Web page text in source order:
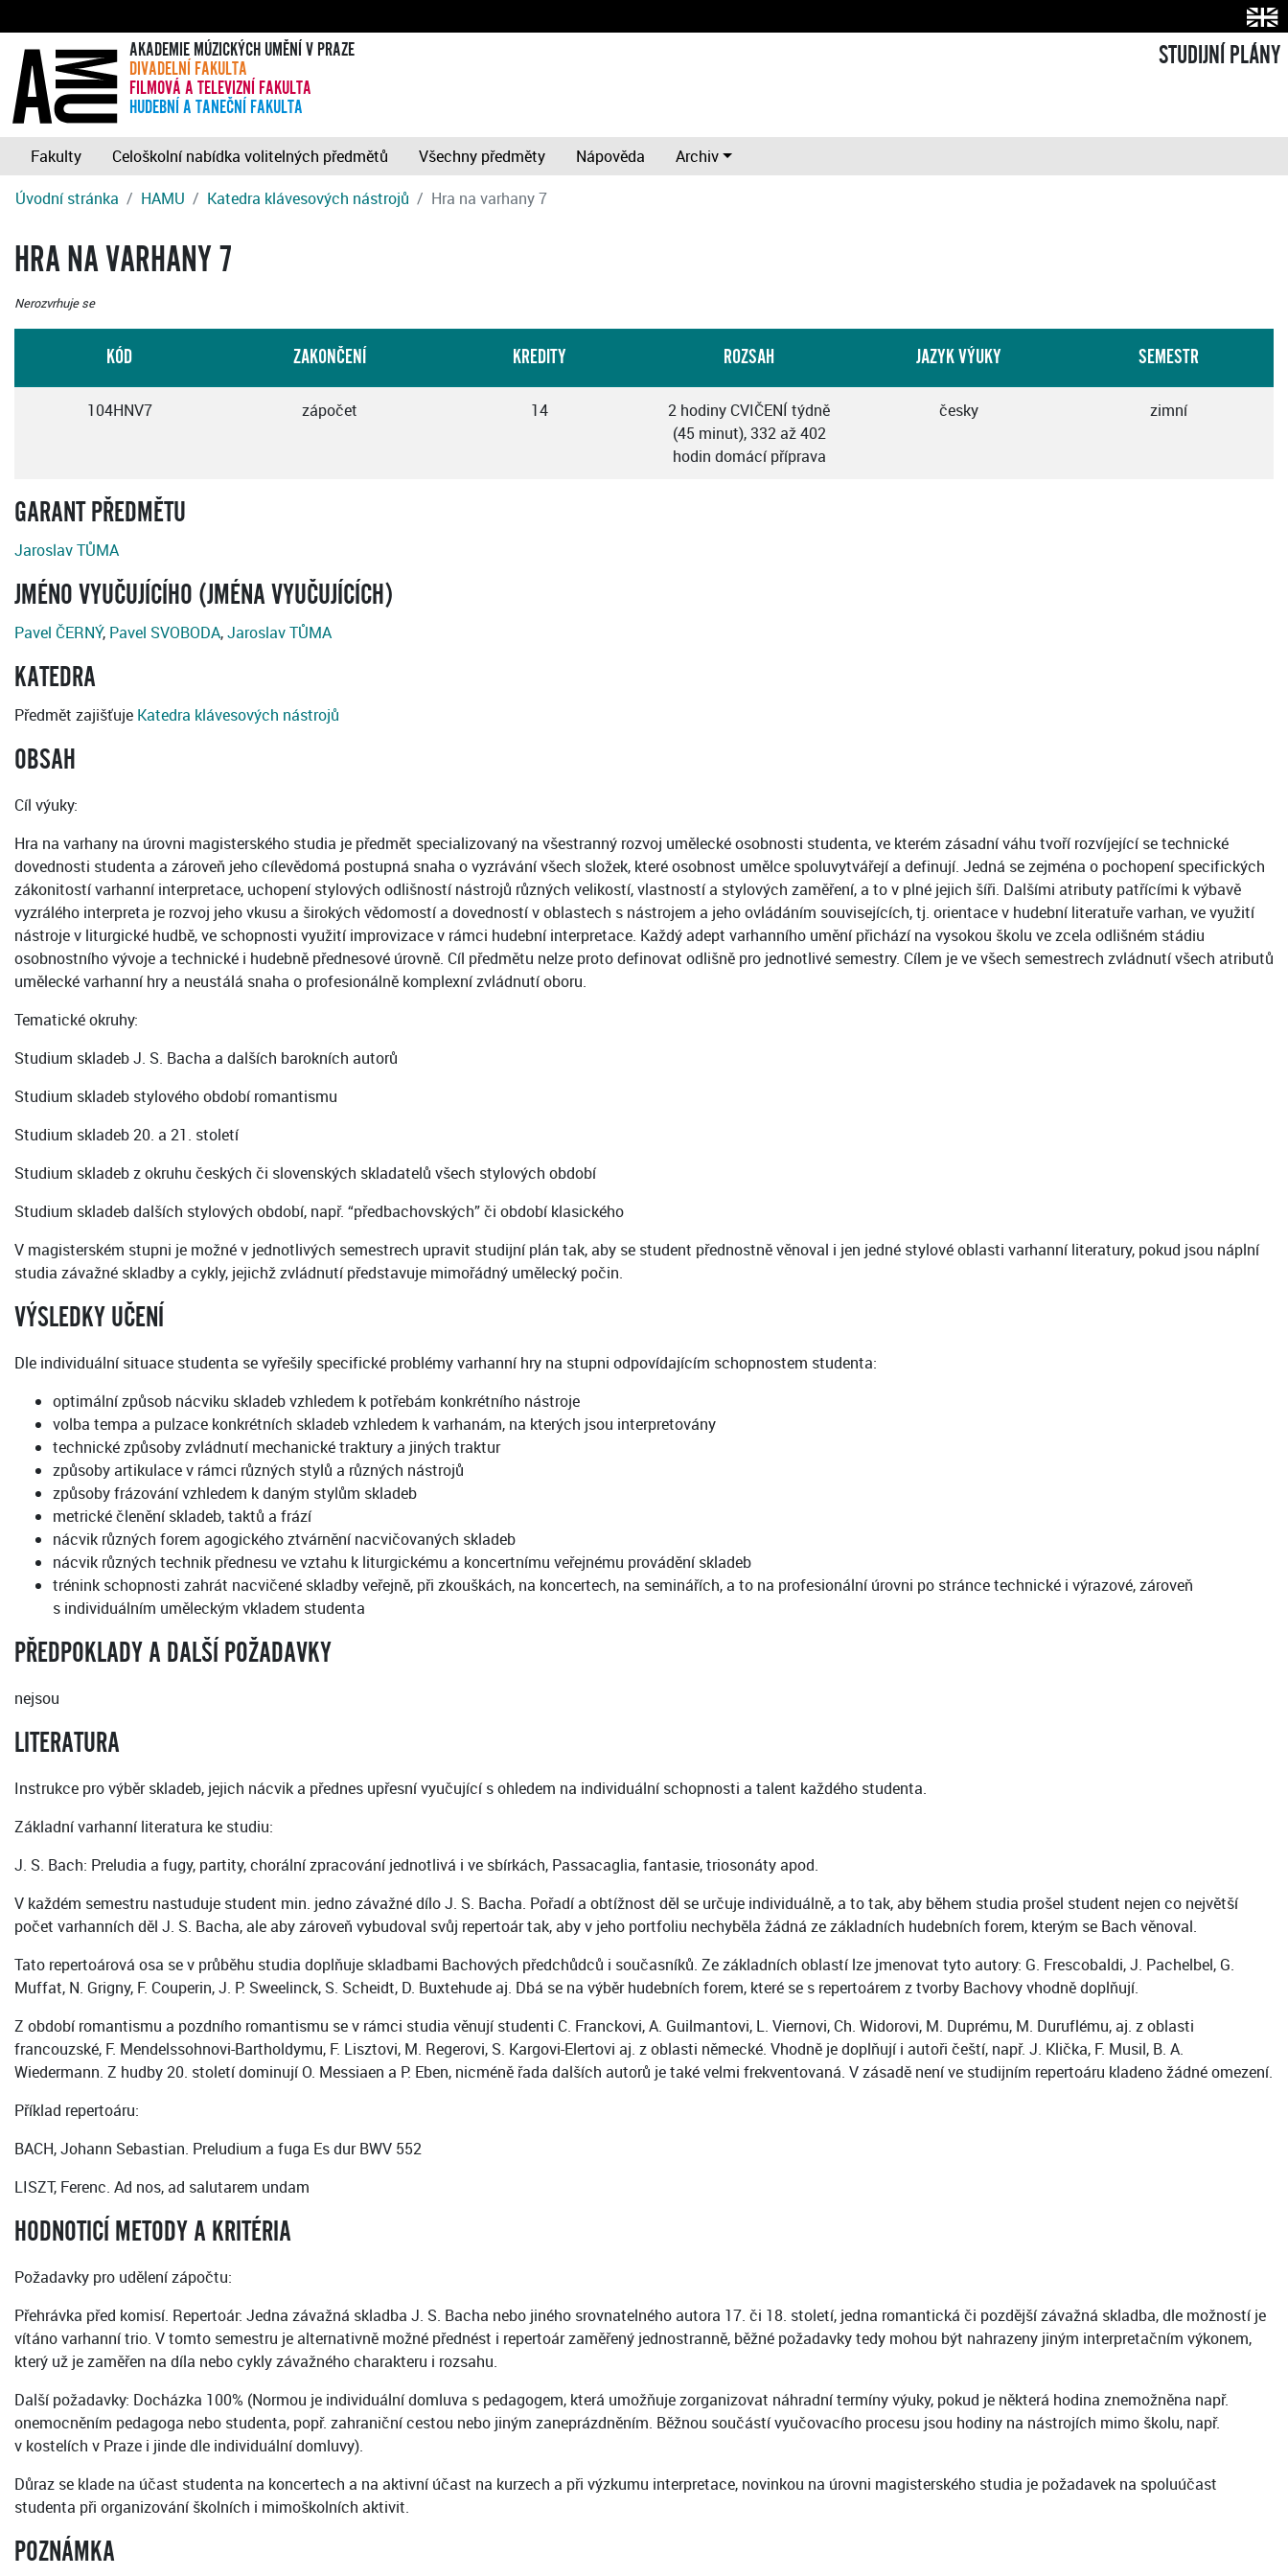
AKADEMIE MÚZICKÝCH UMĚNÍ V PRAZE
DIVADELNÍ FAKULTA
FILMOVÁ A TELEVIZNÍ FAKULTA
HUDEBNÍ A TANEČNÍ FAKULTA
STUDIJNÍ PLÁNY
Fakulty Celoškolní nabídka volitelných předmětů Všechny předměty Nápověda
Archiv
Úvodní stránka
HAMU Katedra klávesových nástrojů Hra na varhany 7
HRA NA VARHANY 7
Nerozvrhuje se
KÓD ZAKONČENÍ KREDITY ROZSAH JAZYK VÝUKY SEMESTR
104HNV7 zápočet 14
2 hodiny CVIČENÍ týdně
(45 minut), 332 až 402
hodin domácí příprava
česky zimní
GARANT PŘEDMĚTU
Jaroslav TŮMA
JMÉNO VYUČUJÍCÍHO (JMÉNA VYUČUJÍCÍCH)
Pavel ČERNÝ, Pavel SVOBODA,Jaroslav TŮMA
KATEDRA
Předmět zajišťuje Katedra klávesových nástrojů
OBSAH
Cíl výuky:
Hra na varhany na úrovni magisterského studia je předmět specializovaný na všestranný rozvoj umělecké osobnosti studenta, ve kterém zásadní váhu tvoří rozvíjející se technické
dovednosti studenta a zároveň jeho cílevědomá postupná snaha o vyzrávání všech složek, které osobnost umělce spoluvytvářejí a definují. Jedná se zejména o pochopení specifických
zákonitostí varhanní interpretace, uchopení stylových odlišností nástrojů různých velikostí, vlastností a stylových zaměření, a to v plné jejich šíři. Dalšími atributy patřícími k výbavě
vyzrálého interpreta je rozvoj jeho vkusu a širokých vědomostí a dovedností v oblastech s nástrojem a jeho ovládáním souvisejících, tj. orientace v hudební literatuře varhan, ve využití
nástroje v liturgické hudbě, ve schopnosti využití improvizace v rámci hudební interpretace. Každý adept varhanního umění přichází na vysokou školu ve zcela odlišném stádiu
osobnostního vývoje a technické i hudebně přednesové úrovně. Cíl předmětu nelze proto definovat odlišně pro jednotlivé semestry. Cílem je ve všech semestrech zvládnutí všech atributů
umělecké varhanní hry a neustálá snaha o profesionálně komplexní zvládnutí oboru.
Tematické okruhy:
Studium skladeb J. S. Bacha a dalších barokních autorů
Studium skladeb stylového období romantismu
Studium skladeb 20. a 21. století
Studium skladeb z okruhu českých či slovenských skladatelů všech stylových období
Studium skladeb dalších stylových období, např. “předbachovských” či období klasického
V magisterském stupni je možné v jednotlivých semestrech upravit studijní plán tak, aby se student přednostně věnoval i jen jedné stylové oblasti varhanní literatury, pokud jsou náplní
studia závažné skladby a cykly, jejichž zvládnutí představuje mimořádný umělecký počin.
VÝSLEDKY UČENÍ
Dle individuální situace studenta se vyřešily specifické problémy varhanní hry na stupni odpovídajícím schopnostem studenta:
optimální způsob nácviku skladeb vzhledem k potřebám konkrétního nástroje
volba tempa a pulzace konkrétních skladeb vzhledem k varhanám, na kterých jsou interpretovány
technické způsoby zvládnutí mechanické traktury a jiných traktur
způsoby artikulace v rámci různých stylů a různých nástrojů
způsoby frázování vzhledem k daným stylům skladeb
metrické členění skladeb, taktů a frází
nácvik různých forem agogického ztvárnění nacvičovaných skladeb
nácvik různých technik přednesu ve vztahu k liturgickému a koncertnímu veřejnému provádění skladeb
trénink schopnosti zahrát nacvičené skladby veřejně, při zkouškách, na koncertech, na seminářích, a to na profesionální úrovni po stránce technické i výrazové, zároveň
s individuálním uměleckým vkladem studenta
PŘEDPOKLADY A DALŠÍ POŽADAVKY
nejsou
LITERATURA
Instrukce pro výběr skladeb, jejich nácvik a přednes upřesní vyučující s ohledem na individuální schopnosti a talent každého studenta.
Základní varhanní literatura ke studiu:
J. S. Bach: Preludia a fugy, partity, chorální zpracování jednotlivá i ve sbírkách, Passacaglia, fantasie, triosonáty apod.
V každém semestru nastuduje student min. jedno závažné dílo J. S. Bacha. Pořadí a obtížnost děl se určuje individuálně, a to tak, aby během studia prošel student nejen co největší
počet varhanních děl J. S. Bacha, ale aby zároveň vybudoval svůj repertoár tak, aby v jeho portfoliu nechyběla žádná ze základních hudebních forem, kterým se Bach věnoval.
Tato repertoárová osa se v průběhu studia doplňuje skladbami Bachových předchůdců i současníků. Ze základních oblastí lze jmenovat tyto autory: G. Frescobaldi, J. Pachelbel, G.
Muffat, N. Grigny, F. Couperin, J. P. Sweelinck, S. Scheidt, D. Buxtehude aj. Dbá se na výběr hudebních forem, které se s repertoárem z tvorby Bachovy vhodně doplňují.
Z období romantismu a pozdního romantismu se v rámci studia věnují studenti C. Franckovi, A. Guilmantovi, L. Viernovi, Ch. Widorovi, M. Duprému, M. Duruflému, aj. z oblasti
francouzské, F. Mendelssohnovi-Bartholdymu, F. Lisztovi, M. Regerovi, S. Kargovi-Elertovi aj. z oblasti německé. Vhodně je doplňují i autoři čeští, např. J. Klička, F. Musil, B. A.
Wiedermann. Z hudby 20. století dominují O. Messiaen a P. Eben, nicméně řada dalších autorů je také velmi frekventovaná. V zásadě není ve studijním repertoáru kladeno žádné omezení.
Příklad repertoáru:
BACH, Johann Sebastian. Preludium a fuga Es dur BWV 552
LISZT, Ferenc. Ad nos, ad salutarem undam
HODNOTICÍ METODY A KRITÉRIA
Požadavky pro udělení zápočtu:
Přehrávka před komisí. Repertoár: Jedna závažná skladba J. S. Bacha nebo jiného srovnatelného autora 17. či 18. století, jedna romantická či pozdější závažná skladba, dle možností je
vítáno varhanní trio. V tomto semestru je alternativně možné přednést i repertoár zaměřený jednostranně, běžné požadavky tedy mohou být nahrazeny jiným interpretačním výkonem,
který už je zaměřen na díla nebo cykly závažného charakteru i rozsahu.
Další požadavky: Docházka 100% (Normou je individuální domluva s pedagogem, která umožňuje zorganizovat náhradní termíny výuky, pokud je některá hodina znemožněna např.
onemocněním pedagoga nebo studenta, popř. zahraniční cestou nebo jiným zaneprázdněním. Běžnou součástí vyučovacího procesu jsou hodiny na nástrojích mimo školu, např.
v kostelích v Praze i jinde dle individuální domluvy).
Důraz se klade na účast studenta na koncertech a na aktivní účast na kurzech a při výzkumu interpretace, novinkou na úrovni magisterského studia je požadavek na spoluúčast
studenta při organizování školních i mimoškolních aktivit.
POZNÁMKA